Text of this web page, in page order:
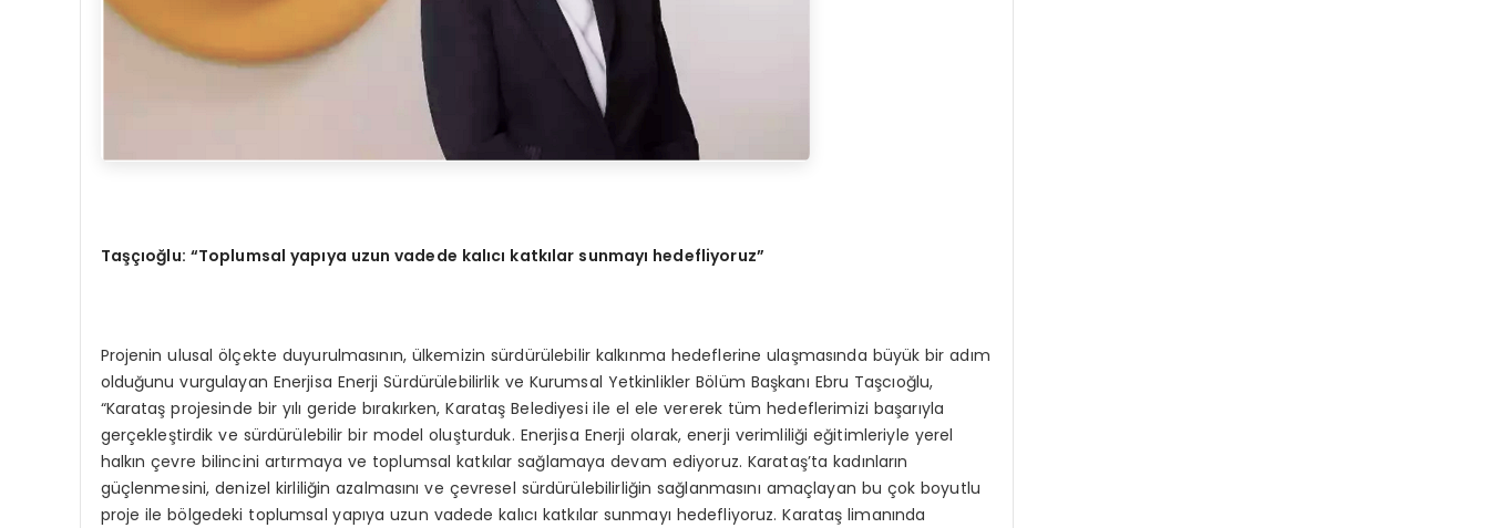
Taşçıoğlu: “Toplumsal yapıya uzun vadede kalıcı katkılar sunmayı hedefliyoruz”
Projenin ulusal ölçekte duyurulmasının, ülkemizin sürdürülebilir kalkınma hedeflerine ulaşmasında büyük bir adım
olduğunu vurgulayan Enerjisa Enerji Sürdürülebilirlik ve Kurumsal Yetkinlikler Bölüm Başkanı Ebru Taşcıoğlu,
“Karataş projesinde bir yılı geride bırakırken, Karataş Belediyesi ile el ele vererek tüm hedeflerimizi başarıyla
gerçekleştirdik ve sürdürülebilir bir model oluşturduk. Enerjisa Enerji olarak, enerji verimliliği eğitimleriyle yerel
halkın çevre bilincini artırmaya ve toplumsal katkılar sağlamaya devam ediyoruz. Karataş’ta kadınların
güçlenmesini, denizel kirliliğin azalmasını ve çevresel sürdürülebilirliğin sağlanmasını amaçlayan bu çok boyutlu
proje ile bölgedeki toplumsal yapıya uzun vadede kalıcı katkılar sunmayı hedefliyoruz. Karataş limanında